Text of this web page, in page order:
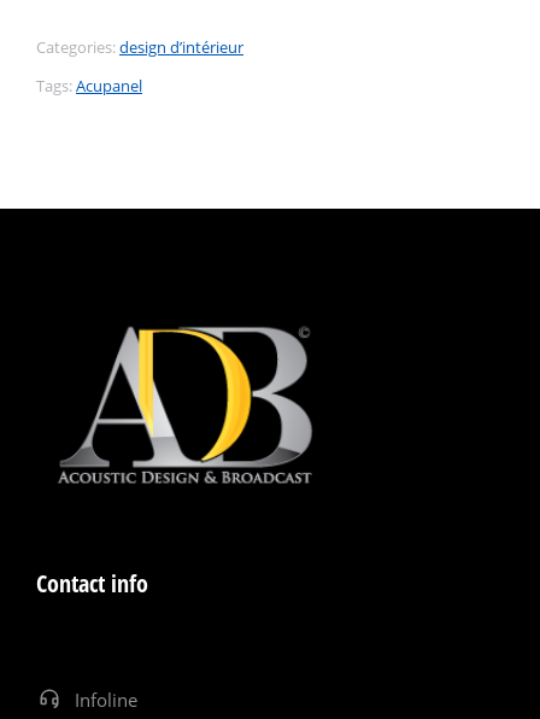
Categories:design d’intérieur
Tags:Acupanel
Contact info
Infoline